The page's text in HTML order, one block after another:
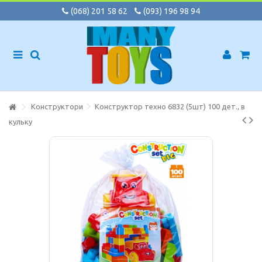
(068) 201 58 62 (093) 196 98 94
Конструктори
Конструктор техно 6832 (5шт) 100 дет., в
кульку